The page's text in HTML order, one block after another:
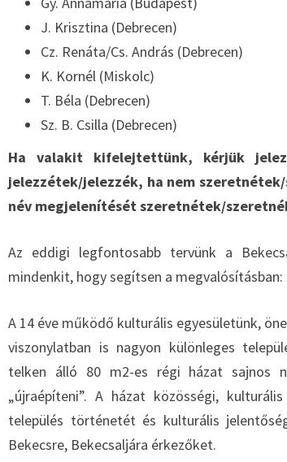
J. Krisztina (Debrecen)
Cz. Renáta/Cs. András (Debrecen)
K. Kornél (Miskolc)
T. Béla (Debrecen)
Sz. B. Csilla (Debrecen)
Ha valakit kifelejtettünk, kérjük
jelezzétek/jelezzék, ha nem
név megjelenítését szeretnétek/
Az eddigi legfontosabb tervünk a
mindenkit, hogy segítsen a
A 14 éve működő kulturális egyesületünk,
viszonylatban is nagyon különleges
telken álló 80 m2-es régi házat sajnos
„újraépíteni”. A házat közösségi,
település történetét és kulturális
Bekecsre, Bekecsaljára érkezőket.